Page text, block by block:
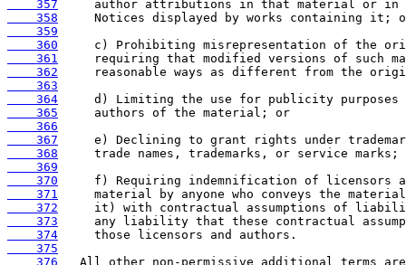
    357
    358
    359
    360
    361
    362
    363
    364
    365
    366
    367
    368
    369
    370
    371
    372
    373
    374
    375
    376